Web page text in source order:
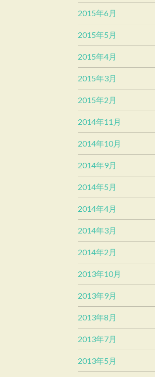
2015年6月
2015年5月
2015年4月
2015年3月
2015年2月
2014年11月
2014年10月
2014年9月
2014年5月
2014年4月
2014年3月
2014年2月
2013年10月
2013年9月
2013年8月
2013年7月
2013年5月